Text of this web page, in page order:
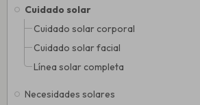
Cuidado solar
Cuidado solar corporal
Cuidado solar facial
Línea solar completa
Necesidades solares